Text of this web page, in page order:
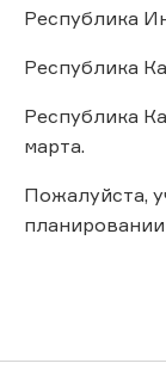
Республика
Республика
Республика
марта.
Пожалуйста,